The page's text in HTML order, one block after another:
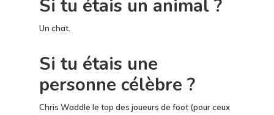
Si tu étais un animal ?
Un chat.
Si tu étais une
personne célèbre ?
Chris Waddle le top des joueurs de foot (pour ceux